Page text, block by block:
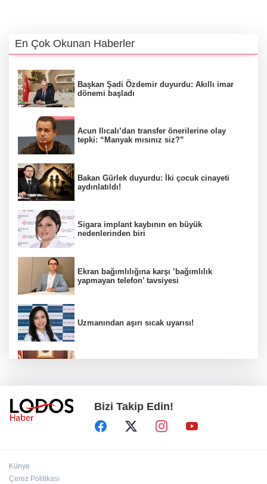
En Çok Okunan Haberler
Başkan Şadi Özdemir duyurdu: Akıllı imar
dönemi başladı
Acun Ilıcalı’dan transfer önerilerine olay
tepki: “Manyak mısınız siz?”
Bakan Gürlek duyurdu: İki çocuk cinayeti
aydınlatıldı!
Sigara implant kaybının en büyük
nedenlerinden biri
Ekran bağımlılığına karşı ’bağımlılık
yapmayan telefon’ tavsiyesi
Uzmanından aşırı sıcak uyarısı!
Bursa’da 8 Ağustos Cumartesi elektrik
kesintisi!
Bizi Takip Edin!
Künye
Çerez Politikası